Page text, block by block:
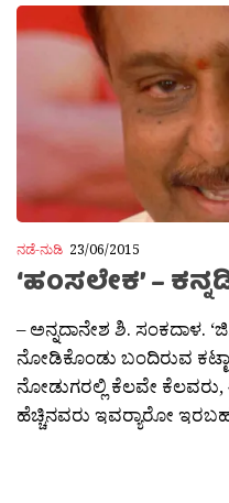
ನಡೆ-ನುಡಿ 23/06/2015
‘ಹಂಸಲೇಕ’ –
– ಅನ್ನದಾನೇಶ ಶಿ. ಸಂಕದಾಳ.
ನೋಡಿಕೊಂಡು ಬಂದಿರುವ
ನೋಡುಗರಲ್ಲಿ ಕೆಲವೇ ಕೆಲವರು,
ಹೆಚ್ಚಿನವರು ಇವರ‍್ಯಾರೋ